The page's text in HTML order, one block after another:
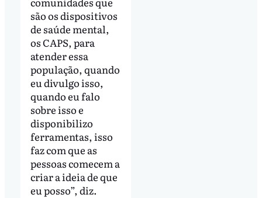
são os dispositivos
de saúde mental,
os CAPS, para
atender essa
população, quando
eu divulgo isso,
quando eu falo
sobre isso e
disponibilizo
ferramentas, isso
faz com que as
pessoas comecem a
criar a ideia de que
eu posso”, diz.